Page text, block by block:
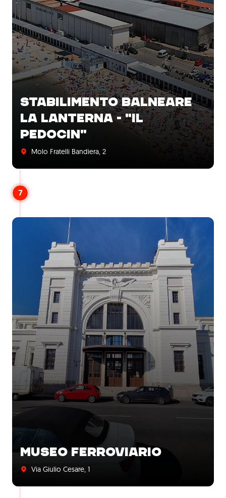
STABILIMENTO BALNEARE
LA LANTERNA - "IL
PEDOCIN"
Molo Fratelli Bandiera, 2
7
MUSEO FERROVIARIO
Via Giulio Cesare, 1